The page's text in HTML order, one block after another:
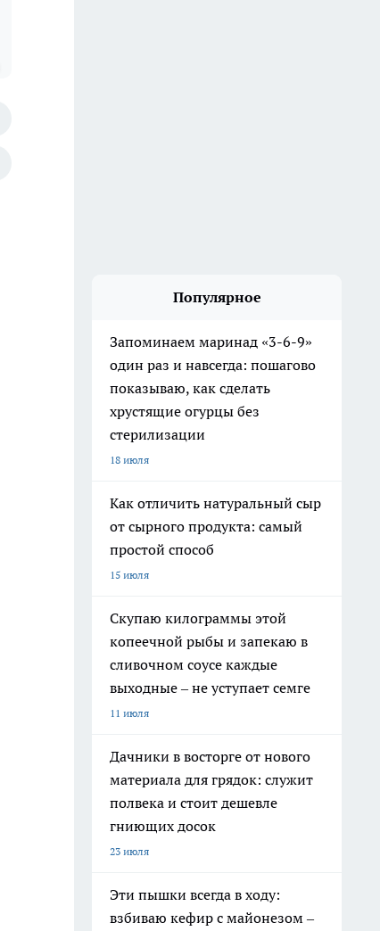
Популярное
Запоминаем маринад «3-6-9»
один раз и навсегда: пошагово
показываю, как сделать
хрустящие огурцы без
стерилизации
18 июля
Как отличить натуральный сыр
от сырного продукта: самый
простой способ
15 июля
Скупаю килограммы этой
копеечной рыбы и запекаю в
сливочном соусе каждые
выходные – не уступает семге
11 июля
Дачники в восторге от нового
материала для грядок: служит
полвека и стоит дешевле
гниющих досок
23 июля
Эти пышки всегда в ходу:
взбиваю кефир с майонезом –